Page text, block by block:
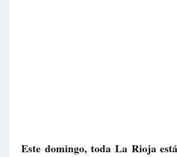
Este domingo, toda La Rioja